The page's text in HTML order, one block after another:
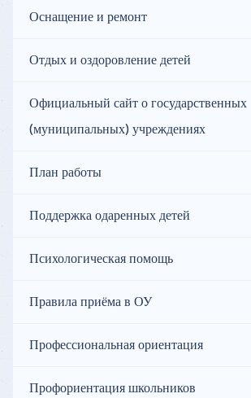
Оснащение и ремонт
Отдых и оздоровление детей
Официальный сайт о государственных
(муниципальных) учреждениях
План работы
Поддержка одаренных детей
Психологическая помощь
Правила приёма в ОУ
Профессиональная ориентация
Профориентация школьников